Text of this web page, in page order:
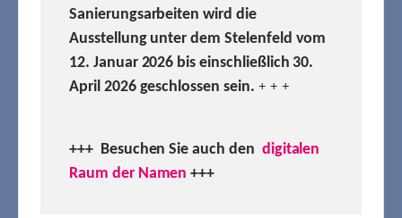
Sanierungsarbeiten wird die
Ausstellung unter dem Stelenfeld vom
12. Januar 2026 bis einschließlich 30.
April 2026 geschlossen sein. + + +
+++ Besuchen Sie auch den digitalen
Raum der Namen +++